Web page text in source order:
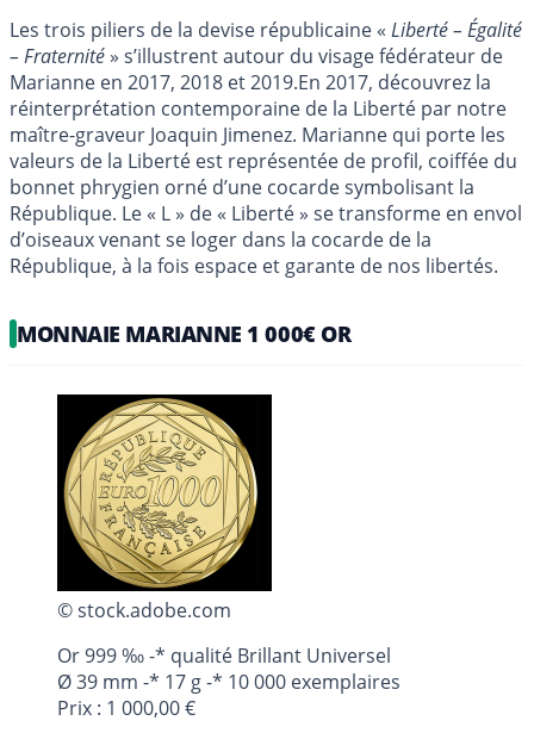
Les trois piliers de la devise républicaine « Liberté – Égalité
– Fraternité» s’illustrent autour du visage fédérateur de
Marianne en 2017, 2018 et 2019.En 2017, découvrez la
réinterprétation contemporaine de la Liberté par notre
maître-graveur Joaquin Jimenez. Marianne qui porte les
valeurs de la Liberté est représentée de profil, coiffée du
bonnet phrygien orné d’une cocarde symbolisant la
République. Le « L » de « Liberté » se transforme en envol
d’oiseaux venant se loger dans la cocarde de la
République, à la fois espace et garante de nos libertés.
MONNAIE MARIANNE 1 000€ OR
© stock.adobe.com
Or 999 ‰ -* qualité Brillant Universel
Ø 39 mm -* 17 g -* 10 000 exemplaires
Prix : 1 000,00 €